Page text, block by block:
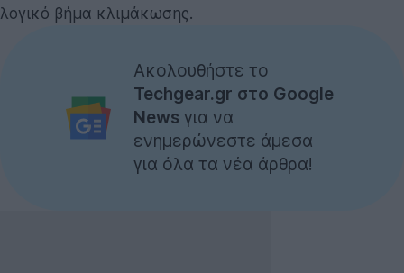
λογικό βήμα κλιμάκωσης.
Ακολουθήστε το
Techgear.gr στο Google
News για να
ενημερώνεστε άμεσα
για όλα τα νέα άρθρα!